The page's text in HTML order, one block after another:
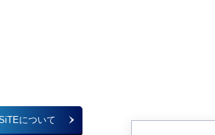
について